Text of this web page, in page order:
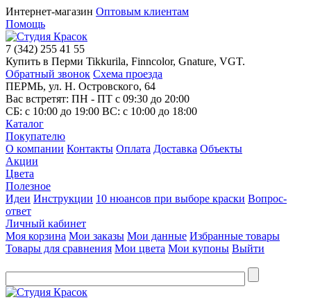
Интернет-магазин Оптовым клиентам
Помощь
7 (342) 255 41 55
Купить в Перми Tikkurila, Finncolor, Gnature, VGT.
Обратный звонок Схема проезда
ПЕРМЬ, ул. Н. Островского, 64
Вас встретят: ПН - ПТ с 09:30 до 20:00
СБ: с 10:00 до 19:00 ВС: с 10:00 до 18:00
Каталог
Покупателю
О компании Контакты Оплата Доставка Объекты
Акции
Цвета
Полезное
Идеи Инструкции 10 нюансов при выборе краски Вопрос-
ответ
Личный кабинет
Моя корзина Мои заказы Мои данные Избранные товары
Товары для сравнения Мои цвета Мои купоны Выйти